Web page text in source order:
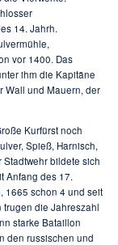
14. Jahrh.
vor 1400. Das
ihm die Kapitäne
Wall und Mauern, der
Kurfürst noch
Spieß, Harnisch,
bildete sich
Anfang des 17.
1665 schon 4 und seit
trugen die Jahreszahl
starke Bataillon
den russischen und